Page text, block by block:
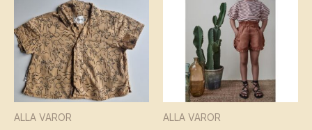
ALLA VAROR ALLA VAROR